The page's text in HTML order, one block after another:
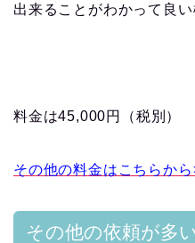
出来ることがわかって良い
料金は45,000円（税別）
その他の料金はこちらから
その他の依頼が多